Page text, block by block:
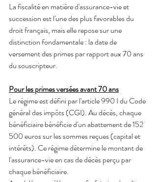
La fiscalité en matière d'assurance-vie et
succession est l'une des plus favorables du
droit français, mais elle repose sur une
distinction fondamentale : la date de
versement des primes par rapport aux 70 ans
du souscripteur.
Pour les primes versées avant 70 ans
Le régime est défini par l'article 990 I du Code
général des impôts (CGI). Au décès, chaque
bénéficiaire bénéficie d'un abattement de 152
500 euros sur les sommes reçues (capital et
intérêts). Ce régime détermine le montant de
l'assurance-vie en cas de décès perçu par
chaque bénéficiaire.